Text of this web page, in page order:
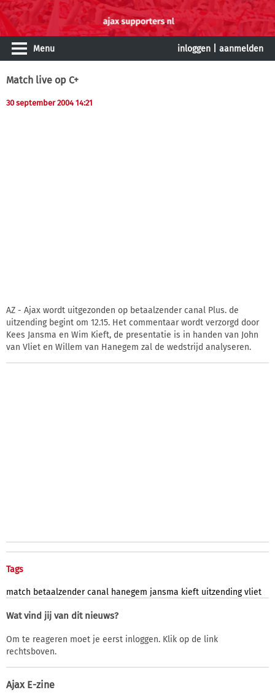
Menu inloggen aanmelden
Match live op C+
30 september 2004 14:21
AZ - Ajax wordt uitgezonden op betaalzender canal Plus. de
uitzending begint om 12.15. Het commentaar wordt verzorgd door
Kees Jansma en Wim Kieft, de presentatie is in handen van John
van Vliet en Willem van Hanegem zal de wedstrijd analyseren.
Tags
match betaalzender canal hanegem jansma kieft uitzending vliet
Wat vind jij van dit nieuws?
Om te reageren moet je eerst inloggen. Klik op de link
rechtsboven.
Ajax E-zine